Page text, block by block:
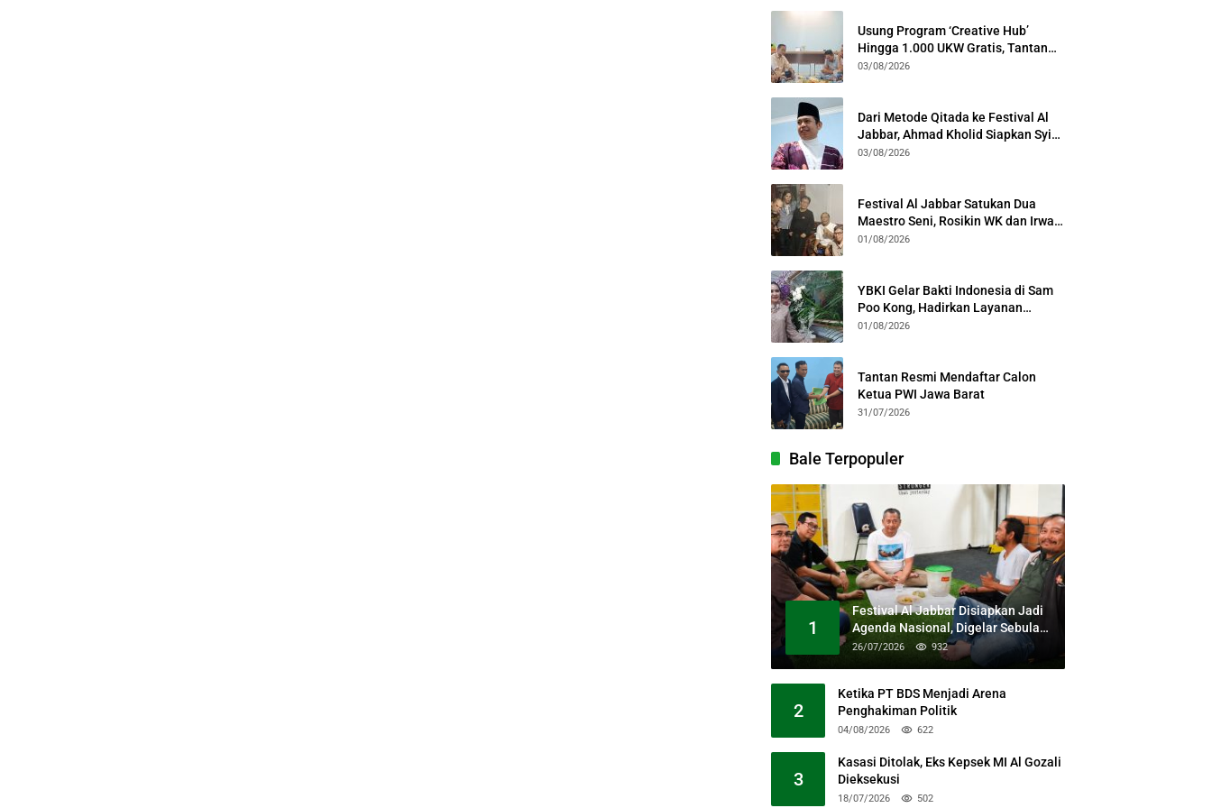
Usung Program ‘Creative Hub’
Hingga 1.000 UKW Gratis, Tantan
Sulthon Paparkan Visi PWI Jabar di
03/08/2026
Dari Metode Qitada ke Festival Al
Jabbar, Ahmad Kholid Siapkan Syiar
Al-Qur’an Lewat Nada
03/08/2026
Festival Al Jabbar Satukan Dua
Maestro Seni, Rosikin WK dan Irwan
Guntari Garap Pertunjukan Kolosal
01/08/2026
YBKI Gelar Bakti Indonesia di Sam
Poo Kong, Hadirkan Layanan
Kesehatan Gratis dan Dialog
01/08/2026
Tantan Resmi Mendaftar Calon
Ketua PWI Jawa Barat
31/07/2026
Bale Terpopuler
1
Festival Al Jabbar Disiapkan Jadi
Agenda Nasional, Digelar Sebulan
Penuh di Kawasan Masjid Raya Al
26/07/2026 932
2
Ketika PT BDS Menjadi Arena
Penghakiman Politik
04/08/2026 622
3
Kasasi Ditolak, Eks Kepsek MI Al Gozali
Dieksekusi
18/07/2026 502